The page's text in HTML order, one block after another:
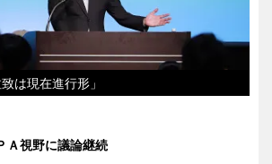
は現在進行形」
Ａ視野に議論継続